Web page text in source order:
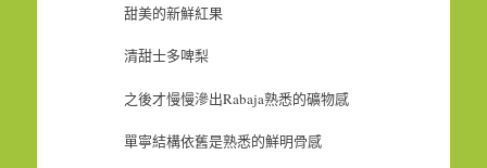
甜美的新鮮紅果
清甜士多啤梨
之後才慢慢滲出Rabaja熟悉的礦物感
單寧結構依舊是熟悉的鮮明骨感